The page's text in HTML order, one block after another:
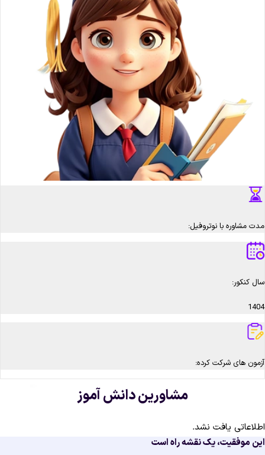
مدت مشاوره با نوتروفیل:
سال کنکور:
1404
آزمون های شرکت کرده:
مشاورین دانش آموز
اطلاعاتی یافت نشد.
این موفقیت، یک نقشه راه است